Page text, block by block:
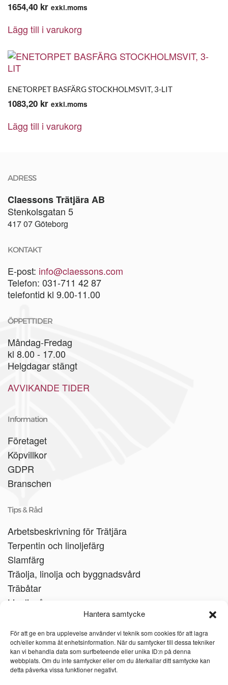
Hantera samtycke
För att ge en bra upplevelse använder vi teknik som cookies för att lagra
och/eller komma åt enhetsinformation. När du samtycker till dessa tekniker
kan vi behandla data som surfbeteende eller unika ID:n på denna
webbplats. Om du inte samtycker eller om du återkallar ditt samtycke kan
detta påverka vissa funktioner negativt.
1654,40 kr exkl.moms
Lägg till i varukorg
ENETORPET BASFÄRG STOCKHOLMSVIT, 3-LIT
1083,20 kr exkl.moms
Lägg till i varukorg
ADRESS
Claessons Trätjära AB
Stenkolsgatan 5
417 07 Göteborg
KONTAKT
E-post: info@claessons.com
Telefon: 031-711 42 87
telefontid kl 9.00-11.00
ÖPPETTIDER
Måndag-Fredag
kl 8.00 - 17.00
Helgdagar stängt
AVVIKANDE TIDER
Information
Företaget
Köpvillkor
GDPR
Branschen
Tips & Råd
Arbetsbeskrivning för Trätjära
Terpentin och linoljefärg
Slamfärg
Träolja, linolja och byggnadsvård
Träbåtar
Linoljesåpa